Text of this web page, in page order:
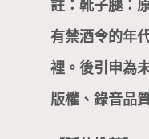
註：靴子腿：
有禁酒令的年
裡。後引申為
版權、錄音品